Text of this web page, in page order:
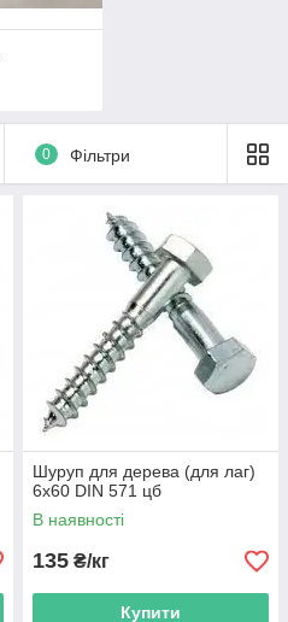
0 Фільтри
Шуруп для дерева (для лаг)
6х60 DIN 571 цб
В наявності
135 ₴/кг
Купити